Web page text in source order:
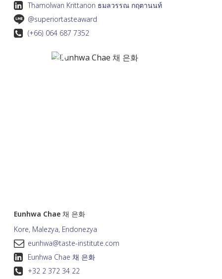
Thamolwan Krittanon ธมลวรรณ กฤตานนท์
@superiortasteaward
(+66) 064 687 7352
Eunhwa Chae 채 은화
Kore, Malezya, Endonezya
eunhwa@taste-institute.com
Eunhwa Chae 채 은화
+32 2 372 34 22